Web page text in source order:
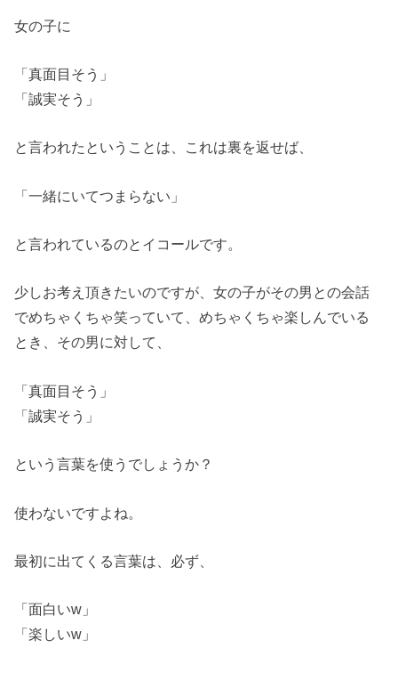
女の子に
「真面目そう」
「誠実そう」
と言われたということは、これは裏を返せば、
「一緒にいてつまらない」
と言われているのとイコールです。
少しお考え頂きたいのですが、女の子がその男との会話
でめちゃくちゃ笑っていて、めちゃくちゃ楽しんでいる
とき、その男に対して、
「真面目そう」
「誠実そう」
という言葉を使うでしょうか？
使わないですよね。
最初に出てくる言葉は、必ず、
「面白いw」
「楽しいw」